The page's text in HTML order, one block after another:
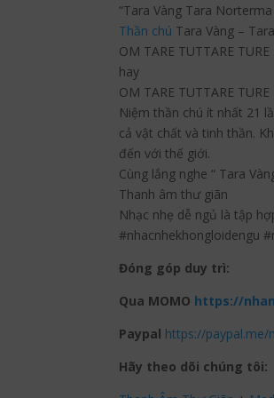
“Tara Vàng Tara
Thần chú Tara Vàng – Tara
OM TARE TUTTARE TURE
hay
OM TARE TUTTARE
Niệm thần chú ít nhất 21
cả vật chất và tinh thần.
đến với thế giới.
Cùng lắng nghe “ Tara
Thanh âm thư giãn
Nhạc nhẹ dễ ngủ là tập
#nhacnhekhongloidengu
Đóng góp duy trì:
Qua MOMO https://
Paypal https://
Hãy theo dõi chúng tôi: